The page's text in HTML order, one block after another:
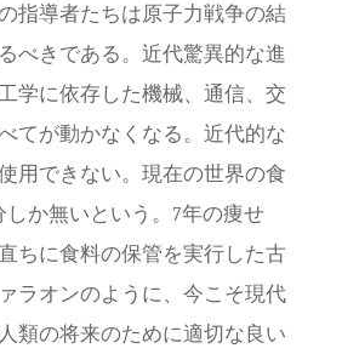
指導者たちは原子力戦争の結
べきである。近代驚異的な進
学に依存した機械、通信、交
てが動かなくなる。近代的な
用できない。現在の世界の食
か無いという。7年の痩せ
ちに食料の保管を実行した古
ラオンのように、今こそ現代
類の将来のために適切な良い